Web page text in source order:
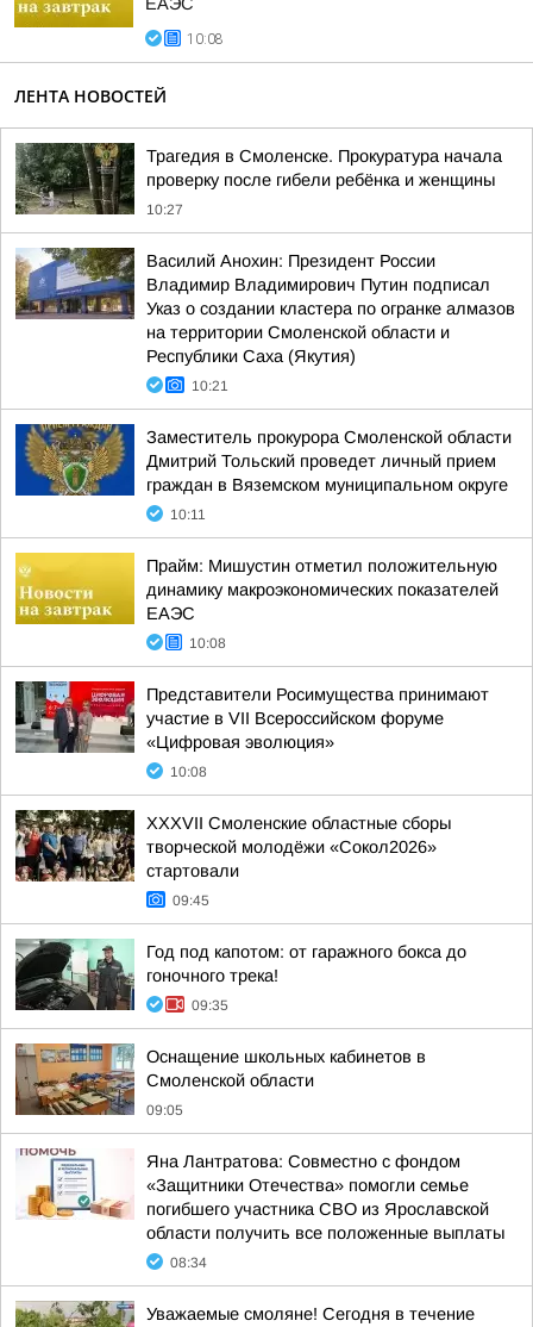
10:08
ЛЕНТА НОВОСТЕЙ
Трагедия в Смоленске. Прокуратура начала
проверку после гибели ребёнка и женщины
10:27
Василий Анохин: Президент России
Владимир Владимирович Путин подписал
Указ о создании кластера по огранке алмазов
на территории Смоленской области и
Республики Саха (Якутия)
10:21
Заместитель прокурора Смоленской области
Дмитрий Тольский проведет личный прием
граждан в Вяземском муниципальном округе
10:11
Прайм: Мишустин отметил положительную
динамику макроэкономических показателей
ЕАЭС
10:08
Представители Росимущества принимают
участие в VII Всероссийском форуме
«Цифровая эволюция»
10:08
XXXVII Смоленские областные сборы
творческой молодёжи «Сокол2026»
стартовали
09:45
Год под капотом: от гаражного бокса до
гоночного трека!
09:35
Оснащение школьных кабинетов в
Смоленской области
09:05
Яна Лантратова: Совместно с фондом
«Защитники Отечества» помогли семье
погибшего участника СВО из Ярославской
области получить все положенные выплаты
08:34
Уважаемые смоляне! Сегодня в течение